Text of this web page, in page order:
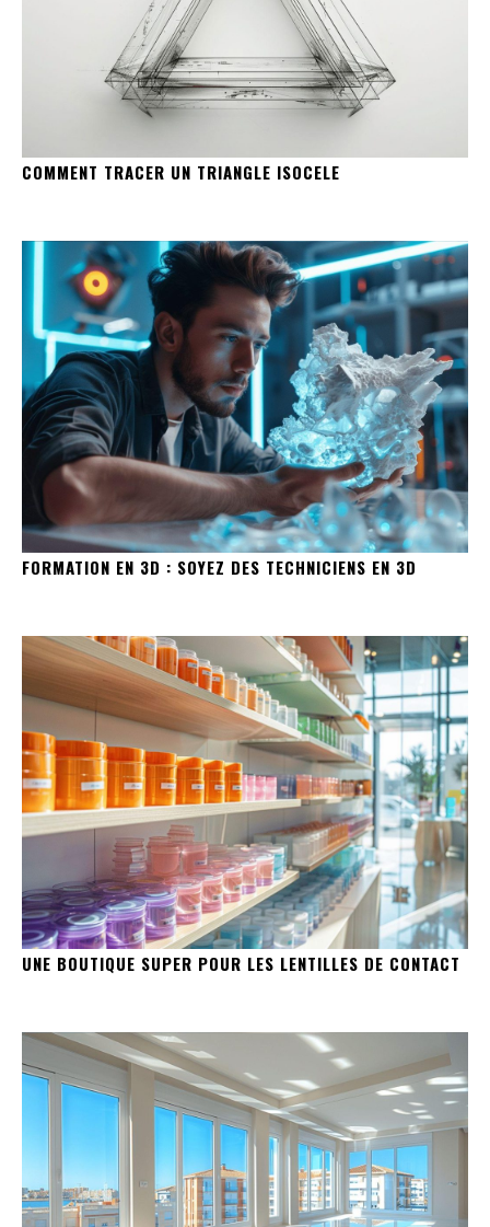
COMMENT TRACER UN TRIANGLE ISOCELE
FORMATION EN 3D : SOYEZ DES TECHNICIENS EN 3D
UNE BOUTIQUE SUPER POUR LES LENTILLES DE CONTACT